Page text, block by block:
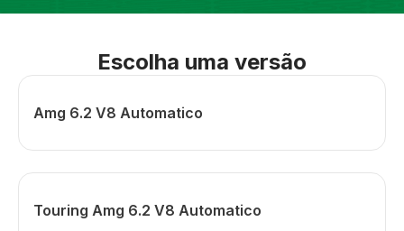
Escolha uma versão
Amg 6.2 V8 Automatico
Touring Amg 6.2 V8 Automatico